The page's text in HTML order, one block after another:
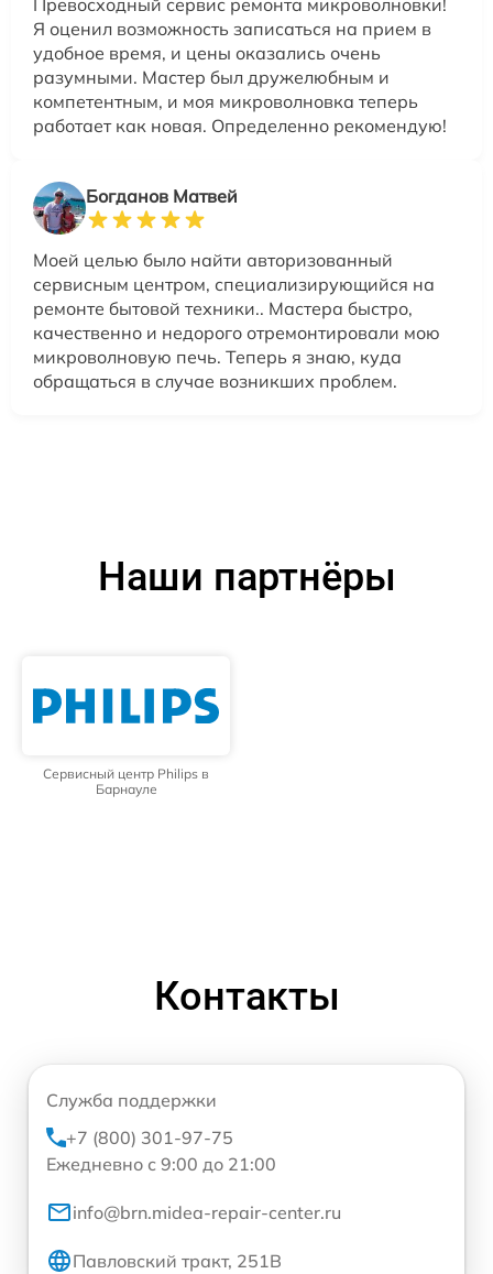
Я оценил возможность записаться на прием в
удобное время, и цены оказались очень
разумными. Мастер был дружелюбным и
компетентным, и моя микроволновка теперь
работает как новая. Определенно рекомендую!
Богданов Матвей
Моей целью было найти авторизованный
сервисным центром, специализирующийся на
ремонте бытовой техники.. Мастера быстро,
качественно и недорого отремонтировали мою
микроволновую печь. Теперь я знаю, куда
обращаться в случае возникших проблем.
Наши партнёры
Сервисный центр Philips в
Барнауле
Контакты
Служба поддержки
+7 (800) 301-97-75
Ежедневно с 9:00 до 21:00
info@brn.midea-repair-center.ru
Павловский тракт, 251В